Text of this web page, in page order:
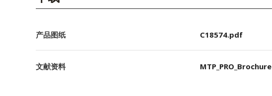
产品图纸 C18574.pdf
文献资料 MTP_PRO_Brochure